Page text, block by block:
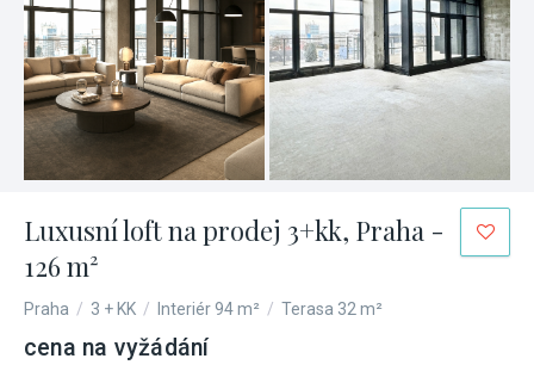
Luxusní loft na prodej 3+kk, Praha -
126 m²
Praha / 3 + KK / Interiér 94 m² / Terasa 32 m²
cena na vyžádání